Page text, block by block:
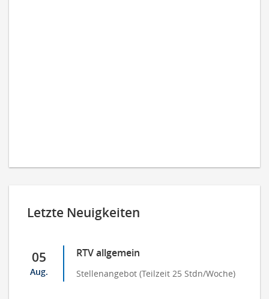
Letzte Neuigkeiten
05
Aug.
RTV allgemein
Stellenangebot (Teilzeit 25 Stdn/Woche)